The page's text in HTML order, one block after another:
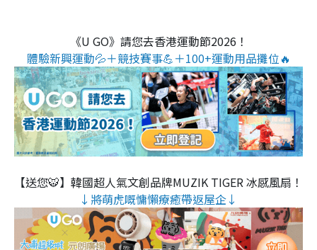
《U GO》請您去香港運動節2026！
體驗新興運動💦＋競技賽事💪＋100+運動用品攤位🔥
【送您🐯】韓國超人氣文創品牌MUZIK TIGER 冰感風扇！
↓將萌虎嘅慵懶療癒帶返屋企↓